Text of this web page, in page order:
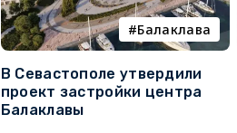
Балаклава
В Севастополе утвердили
проект застройки центра
Балаклавы